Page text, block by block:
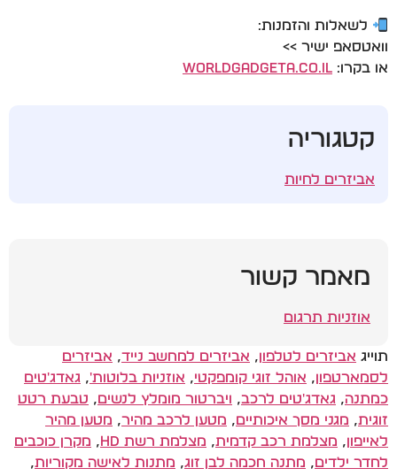
לשאלות והזמנות:
וואטסאפ ישיר >>
או בקרו: WorldGadgeta.co.il
קטגוריה
אביזרים לחיות
מאמר קשור
אוזניות תרגום
תוייג אביזרים לטלפון, אביזרים למחשב נייד, אביזרים
לסמארטפון, אוהל זוגי קומפקטי, אוזניות בלוטות', גאדג'טים
כמתנה, גאדג'טים לרכב, ויברטור מומלץ לנשים, טבעת רטט
זוגית, מגני מסך איכותיים, מטען לרכב מהיר, מטען מהיר
לאייפון, מצלמת רכב קדמית, מצלמת רשת HD , מקרן כוכבים
לחדר ילדים, מתנה חכמה לבן זוג, מתנות לאישה מקוריות,